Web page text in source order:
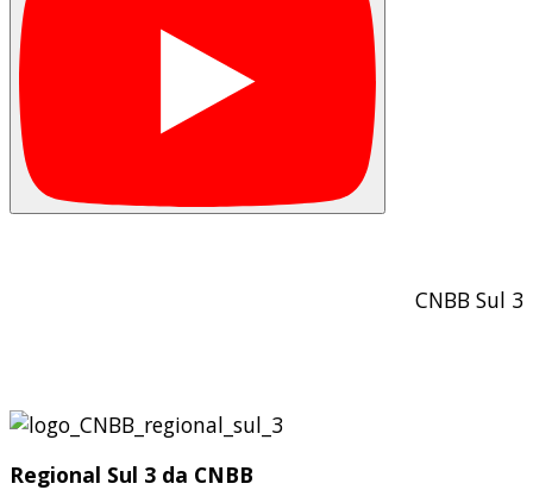
CNBB Sul 3
Regional Sul 3 da CNBB